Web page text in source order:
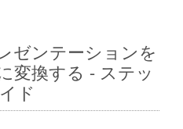
ゼンテーションを
変換する - ステッ
ド